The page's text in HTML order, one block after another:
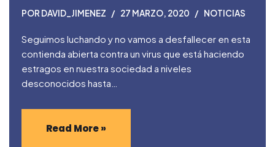
POR DAVID_JIMENEZ 27 MARZO, 2020 NOTICIAS
Seguimos luchando y no vamos a desfallecer en esta
contienda abierta contra un virus que está haciendo
estragos en nuestra sociedad a niveles
desconocidos hasta…
Read More »